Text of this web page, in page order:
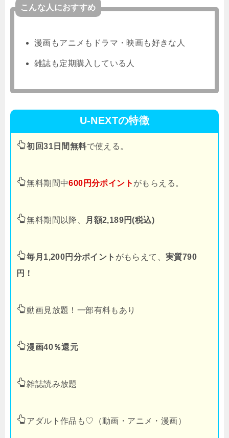
こんな人におすすめ
漫画もアニメもドラマ・映画も好きな人
雑誌も定期購入している人
U-NEXTの特徴
初回31日間無料で使える。
無料期間中600円分ポイント がもらえる。
無料期間以降、 月額2,189円(税込)
毎月1,200円分ポイント がもらえて、実質790
円！
動画見放題！一部有料もあり
漫画40％還元
雑誌読み放題
アダルト作品も♡（動画・アニメ・漫画）